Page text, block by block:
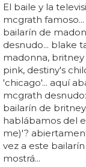
El baile y la
mcgrath famoso...
bailarín de
desnudo... blake
madonna, britney
pink, destiny's
'chicago'... aquí
mcgrath
bailarín de
hablábamos del
me)'?
vez a este
mostrá...